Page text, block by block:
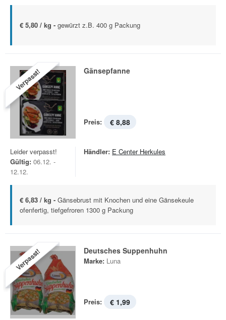
€ 5,80 / kg - gewürzt z.B. 400 g Packung
Verpasst! Gänsepfanne
Preis: € 8,88
Leider verpasst!
Gültig: 06.12. -
12.12.
Händler: E Center Herkules
€ 6,83 / kg - Gänsebrust mit Knochen und eine Gänsekeule
ofenfertig, tiefgefroren 1300 g Packung
Verpasst! Deutsches Suppenhuhn
Marke: Luna
Preis: € 1,99